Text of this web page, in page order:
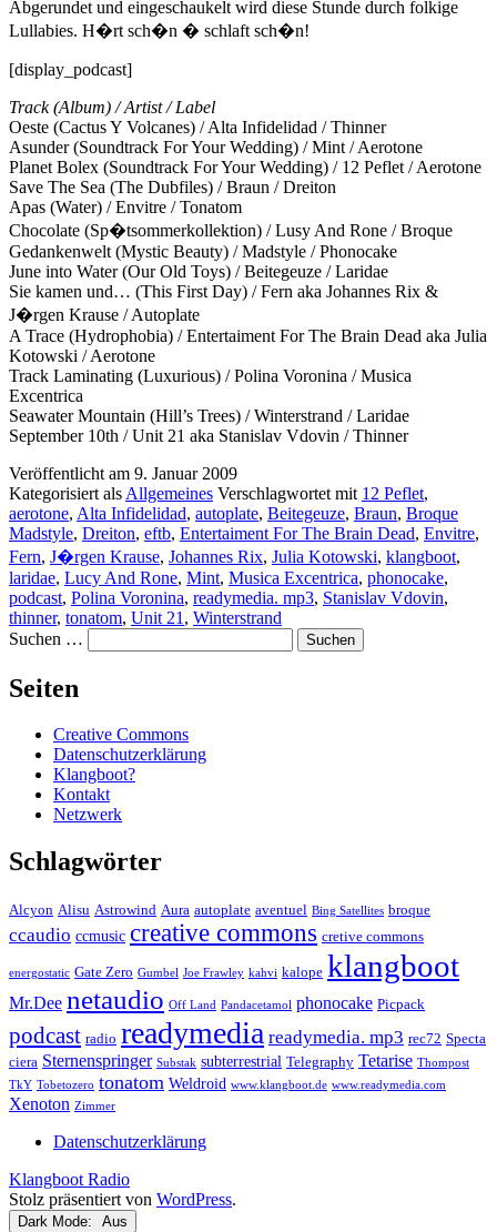
Abgerundet und eingeschaukelt wird diese Stunde durch folkige
Lullabies. H�rt sch�n � schlaft sch�n!
[display_podcast]
Track (Album) / Artist / Label
Oeste (Cactus Y Volcanes) / Alta Infidelidad / Thinner
Asunder (Soundtrack For Your Wedding) / Mint / Aerotone
Planet Bolex (Soundtrack For Your Wedding) / 12 Peflet / Aerotone
Save The Sea (The Dubfiles) / Braun / Dreiton
Apas (Water) / Envitre / Tonatom
Chocolate (Sp�tsommerkollektion) / Lusy And Rone / Broque
Gedankenwelt (Mystic Beauty) / Madstyle / Phonocake
June into Water (Our Old Toys) / Beitegeuze / Laridae
Sie kamen und… (This First Day) / Fern aka Johannes Rix &
J�rgen Krause / Autoplate
A Trace (Hydrophobia) / Entertaiment For The Brain Dead aka Julia
Kotowski / Aerotone
Track Laminating (Luxurious) / Polina Voronina / Musica
Excentrica
Seawater Mountain (Hill’s Trees) / Winterstrand / Laridae
September 10th / Unit 21 aka Stanislav Vdovin / Thinner
Veröffentlicht am 9. Januar 2009
Kategorisiert als Allgemeines Verschlagwortet mit 12 Peflet,
aerotone, Alta Infidelidad, autoplate, Beitegeuze, Braun, Broque
Madstyle, Dreiton, eftb, Entertaiment For The Brain Dead, Envitre,
Fern, J�rgen Krause, Johannes Rix, Julia Kotowski, klangboot,
laridae, Lucy And Rone, Mint, Musica Excentrica, phonocake,
podcast, Polina Voronina, readymedia. mp3, Stanislav Vdovin,
thinner, tonatom, Unit 21 , Winterstrand
Suchen …
Seiten
Creative Commons
Datenschutzerklärung
Klangboot?
Kontakt
Netzwerk
Schlagwörter
Alcyon Alisu Astrowind Aura autoplate aventuel Bing Satellites broque
ccaudio ccmusic creative commons cretive commons
energostatic Gate Zero Gumbel Joe Frawley kahvi kalope klangboot
Mr.Dee netaudio Off Land Pandacetamol phonocake Picpack
podcast radio readymedia readymedia. mp3 rec72 Specta
ciera Sternenspringer Substak subterrestrial Telegraphy Tetarise Thompost
TkY Tobetozero tonatom Weldroid www.klangboot.de www.readymedia.com
Xenoton Zimmer
Datenschutzerklärung
Klangboot Radio
Stolz präsentiert von WordPress.
Dark Mode: